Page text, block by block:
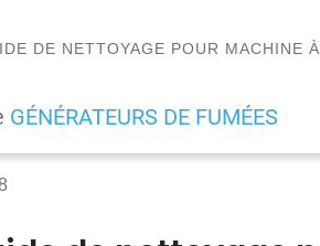
DE NETTOYAGE POUR MACHINE
GÉNÉRATEURS DE FUMÉES